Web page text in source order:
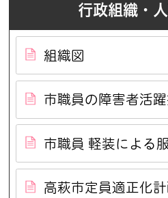
行政組織・
組織図
市職員の障害者活
市職員 軽装による
高萩市定員適正化計